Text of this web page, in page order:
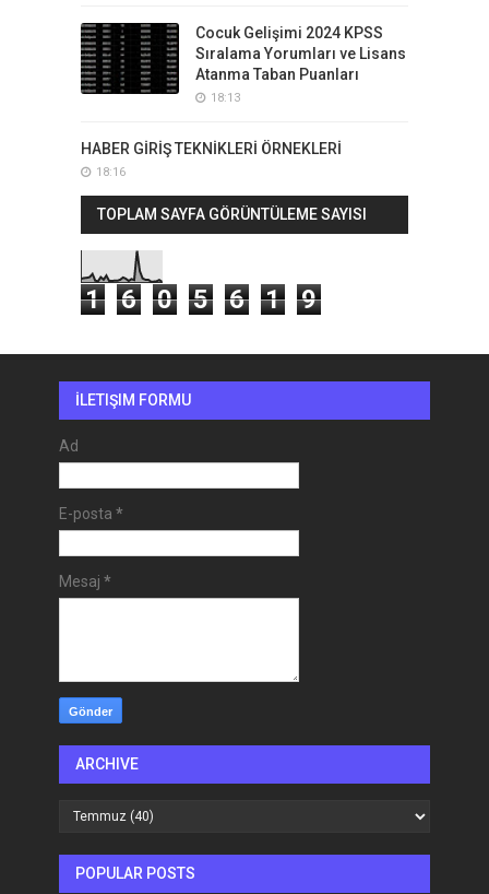
Cocuk Gelişimi 2024 KPSS
Sıralama Yorumları ve Lisans
Atanma Taban Puanları
18:13
HABER GİRİŞ TEKNİKLERİ ÖRNEKLERİ
18:16
TOPLAM SAYFA GÖRÜNTÜLEME SAYISI
1 6 0 5 6 1 9
İLETIŞIM FORMU
Ad
E-posta *
Mesaj *
ARCHIVE
POPULAR POSTS